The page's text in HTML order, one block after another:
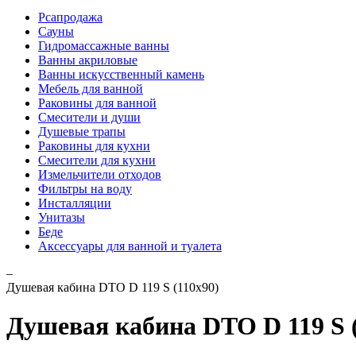
Рсапродажа
Сауны
Гидромассажные ванны
Ванны акриловые
Ванны искусственный камень
Мебель для ванной
Раковины для ванной
Смесители и души
Душевые трапы
Раковины для кухни
Смесители для кухни
Измельчители отходов
Фильтры на воду
Инсталляции
Унитазы
Беде
Аксессуары для ванной и туалета
–
Душевая кабина DTO D 119 S (110x90)
Душевая кабина DTO D 119 S